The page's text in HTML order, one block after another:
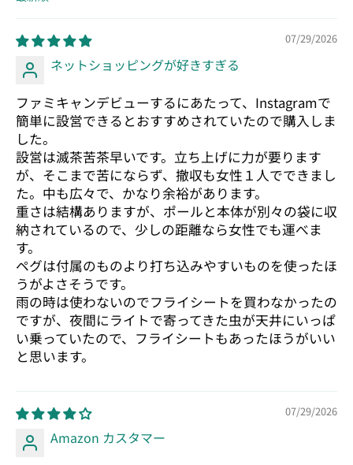
Sort by
07/29/2026
ネットショッピングが好きすぎる
ファミキャンデビューするにあたって、Instagramで
簡単に設営できるとおすすめされていたので購入しま
した。
設営は滅茶苦茶早いです。立ち上げに力が要ります
が、そこまで苦にならず、撤収も女性１人でできまし
た。中も広々で、かなり余裕があります。
重さは結構ありますが、ポールと本体が別々の袋に収
納されているので、少しの距離なら女性でも運べま
す。
ペグは付属のものより打ち込みやすいものを使ったほ
うがよさそうです。
雨の時は使わないのでフライシートを買わなかったの
ですが、夜間にライトで寄ってきた虫が天井にいっぱ
い乗っていたので、フライシートもあったほうがいい
と思います。
07/29/2026
Amazon カスタマー